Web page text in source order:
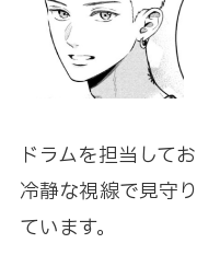
ドラムを担当して
冷静な視線で見守
ています。